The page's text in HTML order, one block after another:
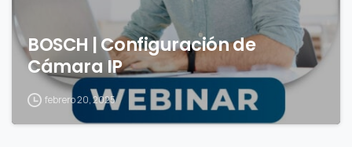
BOSCH | Configuración de
Cámara IP
febrero 20, 2025